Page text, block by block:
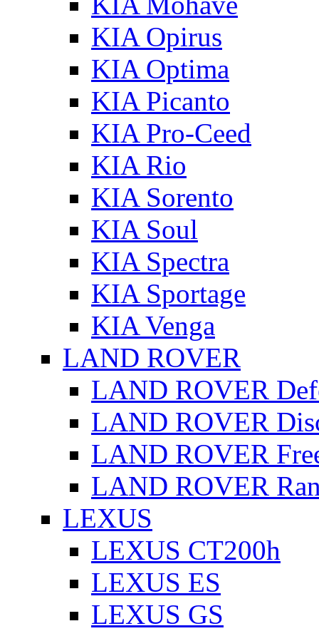
KIA Opirus
KIA Optima
KIA Picanto
KIA Pro-Ceed
KIA Rio
KIA Sorento
KIA Soul
KIA Spectra
KIA Sportage
KIA Venga
LAND ROVER
LAND ROVER
LAND ROVER
LAND ROVER
LAND ROVER
LEXUS
LEXUS CT200h
LEXUS ES
LEXUS GS